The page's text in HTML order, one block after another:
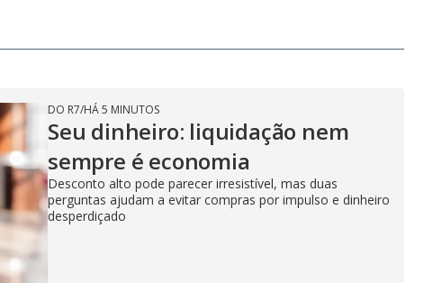
DO R7/HÁ 5 MINUTOS
Seu dinheiro: liquidação nem
sempre é economia
Desconto alto pode parecer irresistível, mas duas
perguntas ajudam a evitar compras por impulso e dinheiro
desperdiçado